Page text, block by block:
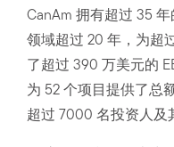
CanAm 拥有超过 35
领域超过 20 年，为超
了超过 390 万美元的
为 52 个项目提供了总
超过 7000 名投资人及